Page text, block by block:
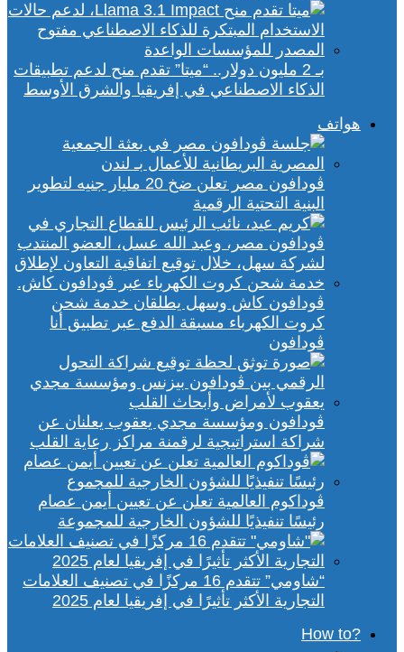
بـ 2 مليون دولار.. “ميتا” تقدم منح لدعم تطبيقات
الذكاء الاصطناعي في إفريقيا والشرق الأوسط
هواتف
ڤودافون مصر تعلن ضخ 20 مليار جنيه لتطوير
البنية التحتية الرقمية
ڤودافون كاش وسهل يطلقان خدمة شحن
كروت الكهرباء مسبقة الدفع عبر تطبيق أنا
ڤودافون
ڤودافون ومؤسسة مجدي يعقوب يعلنان عن
شراكة استراتيجية لرقمنة مراكز رعاية القلب
ڤوداكوم العالمية تعلن عن تعيين أيمن عصام
رئيسًا تنفيذيًا للشؤون الخارجية للمجموعة
“شاومي” تتقدم 16 مركزًا في تصنيف العلامات
التجارية الأكثر تأثيرًا في إفريقيا لعام 2025
?How to